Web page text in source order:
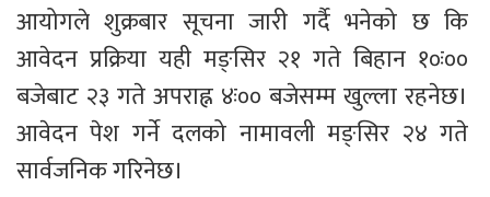
आयोगले शुक्रबार सूचना जारी गर्दै भनेको छ कि
आवेदन प्रक्रिया यही मङ्सिर २१ गते बिहान १०ः००
बजेबाट २३ गते अपराह्न ४ः०० बजेसम्म खुल्ला रहनेछ।
आवेदन पेश गर्ने दलको नामावली मङ्सिर २४ गते
सार्वजनिक गरिनेछ।